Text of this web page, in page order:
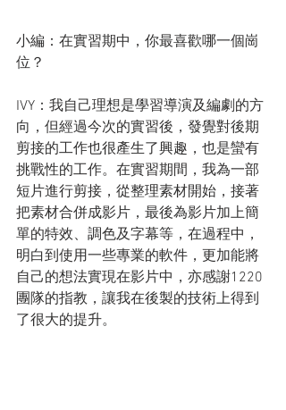
小編：在實習期中，你最喜歡哪一個崗
位？
IVY：我自己理想是學習導演及編劇的方
向，但經過今次的實習後，發覺對後期
剪接的工作也很產生了興趣，也是蠻有
挑戰性的工作。在實習期間，我為一部
短片進行剪接，從整理素材開始，接著
把素材合併成影片，最後為影片加上簡
單的特效、調色及字幕等，在過程中，
明白到使用一些專業的軟件，更加能將
自己的想法實現在影片中，亦感謝1220
團隊的指教，讓我在後製的技術上得到
了很大的提升。